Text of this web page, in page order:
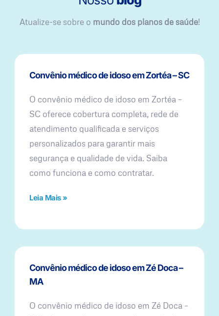
Atualize-se sobre o mundo dos planos de saúde!
Convênio médico de idoso em Zortéa – SC
O convênio médico de idoso em Zortéa –
SC oferece cobertura completa, rede de
atendimento qualificada e serviços
personalizados para garantir mais
segurança e qualidade de vida. Saiba
como funciona e como contratar.
Leia Mais »
Convênio médico de idoso em Zé Doca –
MA
O convênio médico de idoso em Zé Doca –